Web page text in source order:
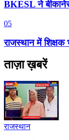
BKESL ने
05
राजस्थान में शिक्षक
ताज़ा ख़बरें
राजस्थान